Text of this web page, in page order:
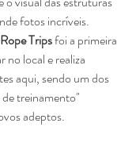
fotos incríveis.
Rope Trips foi a primeira
no local e realiza
aqui, sendo um dos
treinamento"
adeptos.